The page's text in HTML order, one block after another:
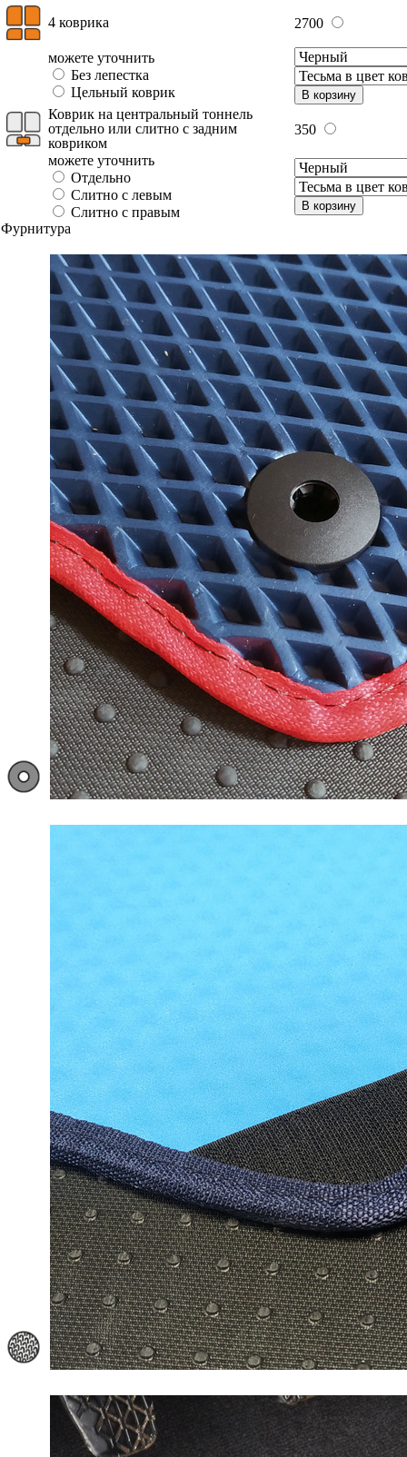
4 коврика 2700
можете уточнить
Без лепестка
Цельный коврик
В корзину
Коврик на центральный тоннель
отдельно или слитно с задним
ковриком
350
можете уточнить
Отдельно
Слитно с левым
Слитно с правым
В корзину
Фурнитура